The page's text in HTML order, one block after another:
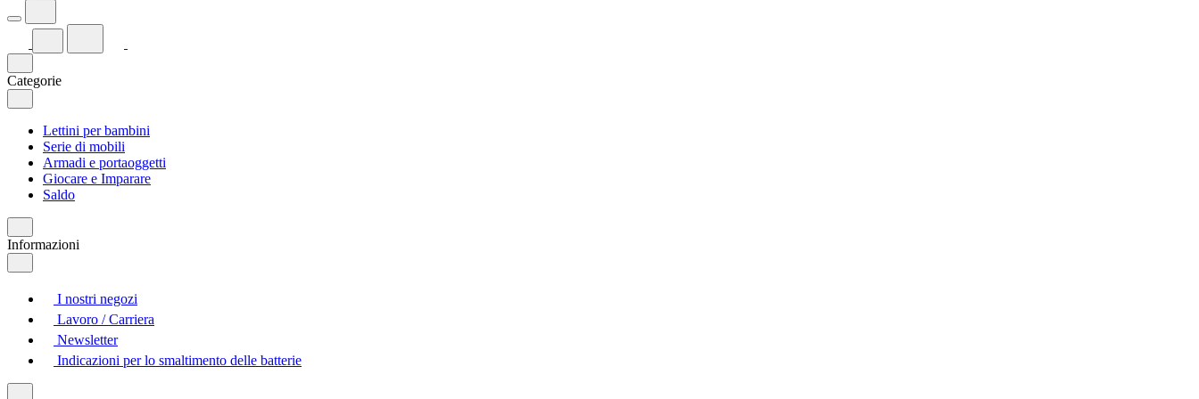
Categorie
Lettini per bambini
Serie di mobili
Armadi e portaoggetti
Giocare e Imparare
Saldo
Informazioni
I nostri negozi
Lavoro / Carriera
Newsletter
Indicazioni per lo smaltimento delle batterie